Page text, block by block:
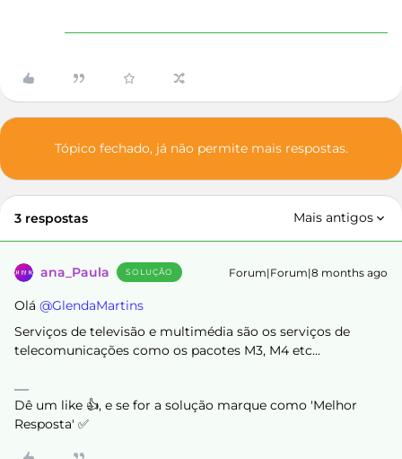
Tópico fechado, já não permite mais respostas.
3 respostas Mais antigos
ana_Paula SOLUÇÃO Forum|Forum|8 months ago
Olá ​ @GlendaMartins
Serviços de televisão e multimédia são os serviços de
telecomunicações como os pacotes M3, M4 etc...
Dê um like 👍, e se for a solução marque como 'Melhor
Resposta' ✅